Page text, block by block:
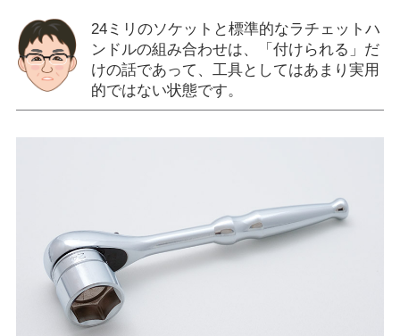
24ミリのソケットと標準的なラチェットハ
ンドルの組み合わせは、「付けられる」だ
けの話であって、工具としてはあまり実用
的ではない状態です。